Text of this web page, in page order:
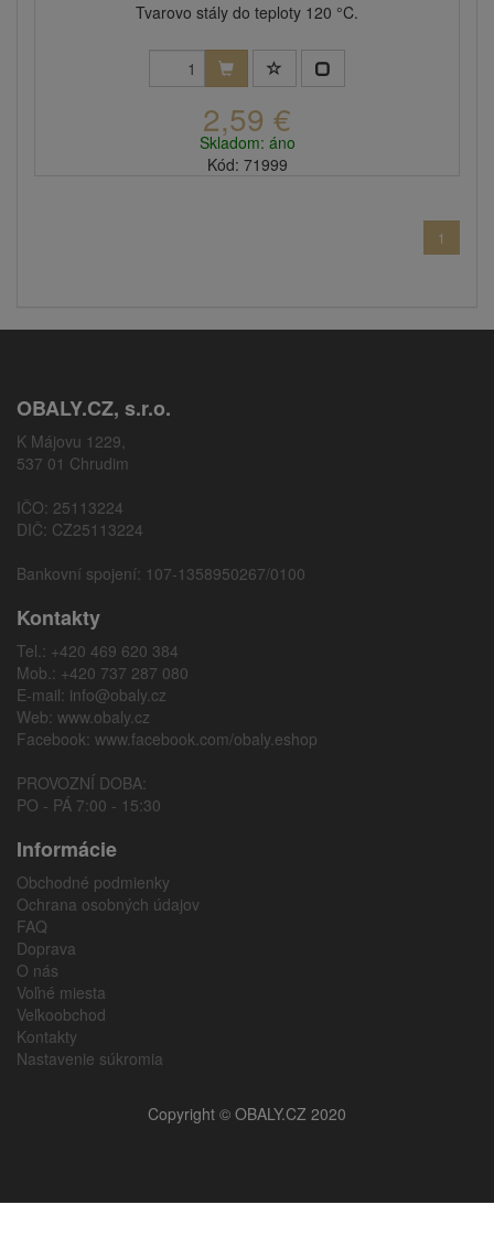
Tvarovo stály do teploty 120 °C.
2,59 €
Skladom: áno
Kód: 71999
1
OBALY.CZ, s.r.o.
K Májovu 1229,
537 01 Chrudim
IČO: 25113224
DIČ: CZ25113224
Bankovní spojení: 107-1358950267/0100
Kontakty
Tel.: +420 469 620 384
Mob.: +420 737 287 080
E-mail: info@obaly.cz
Web: www.obaly.cz
Facebook: www.facebook.com/obaly.eshop
PROVOZNÍ DOBA:
PO - PÁ 7:00 - 15:30
Informácie
Obchodné podmienky
Ochrana osobných údajov
FAQ
Doprava
O nás
Voľné miesta
Veľkoobchod
Kontakty
Nastavenie súkromia
Copyright © OBALY.CZ 2020